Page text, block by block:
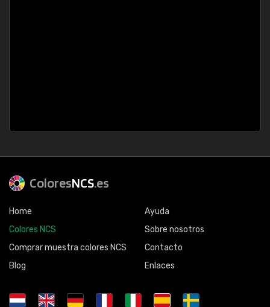
ColoresNCS.es
Home
Colores NCS
Comprar muestra colores NCS
Blog
Ayuda
Sobre nosotros
Contacto
Enlaces